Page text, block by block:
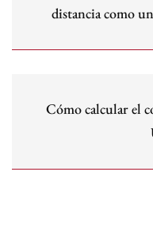
distancia como
Cómo calcular el